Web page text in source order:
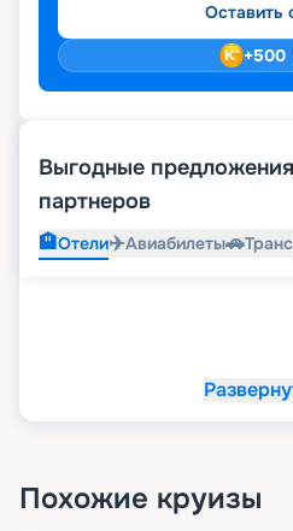
Оставить
+500
Выгодные
партнеров
🏨Отели✈️Авиабилеты🚗
Похожие круизы